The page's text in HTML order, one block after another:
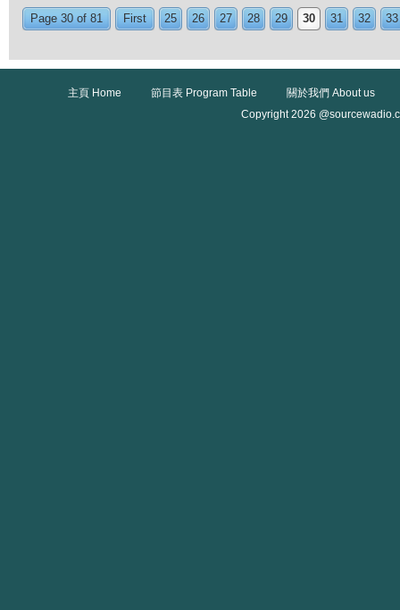
Page 30 of 81 First 25 26 27 28 29 30 31 32 33
主頁 Home 節目表 Program Table
關於我們 About us
Copyright 2026